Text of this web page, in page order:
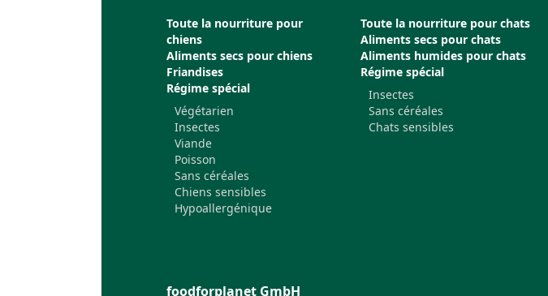
Toute la nourriture pour
chiens
Aliments secs pour chiens
Friandises
Régime spécial
Végétarien
Insectes
Viande
Poisson
Sans céréales
Chiens sensibles
Hypoallergénique
Toute la nourriture pour chats
Aliments secs pour chats
Aliments humides pour chats
Régime spécial
Insectes
Sans céréales
Chats sensibles
foodforplanet GmbH